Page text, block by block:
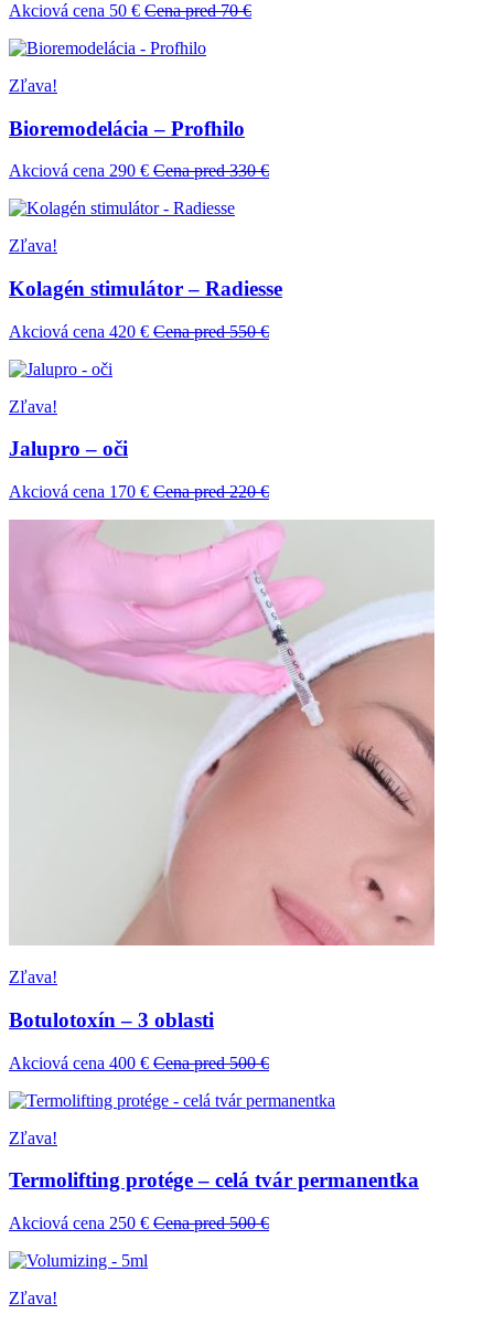
Akciová cena 50 € Cena pred 70 €
Zľava!
Bioremodelácia – Profhilo
Akciová cena 290 € Cena pred 330 €
Zľava!
Kolagén stimulátor – Radiesse
Akciová cena 420 € Cena pred 550 €
Zľava!
Jalupro – oči
Akciová cena 170 € Cena pred 220 €
Zľava!
Botulotoxín – 3 oblasti
Akciová cena 400 € Cena pred 500 €
Zľava!
Termolifting protége – celá tvár permanentka
Akciová cena 250 € Cena pred 500 €
Zľava!